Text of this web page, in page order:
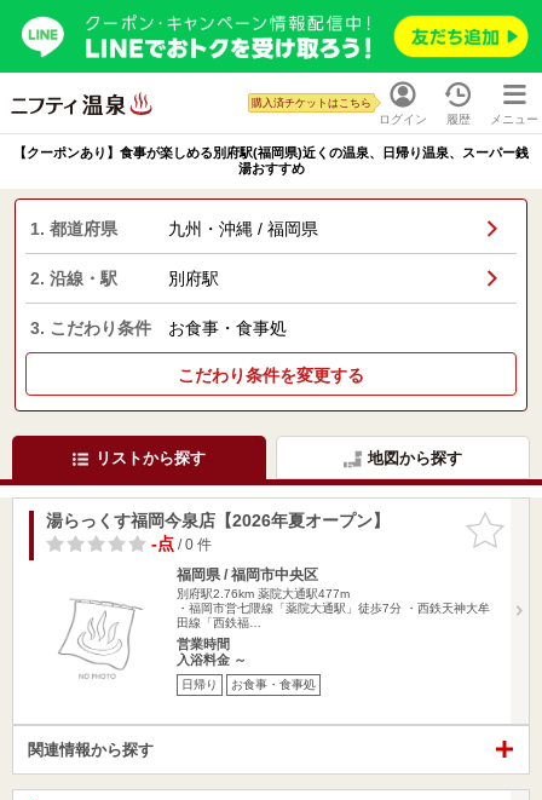
ログイン
購入済チケットはこちら
履歴 メニュー
【クーポンあり】食事が楽しめる別府駅(福岡県)近くの温泉、日帰り温泉、スーパー銭
湯おすすめ
1. 都道府県 九州・沖縄 / 福岡県
2. 沿線・駅 別府駅
3. こだわり条件 お食事・食事処
こだわり条件を変更する
リストから探す 地図から探す
お気に入
りに追加
湯らっくす福岡今泉店【2026年夏オープン】
-点/ 0 件
福岡県 / 福岡市中央区
別府駅2.76km 薬院大通駅477m
・福岡市営七隈線「薬院大通駅」徒歩7分 ・西鉄天神大牟
田線「西鉄福…
営業時間
入浴料金 ～
日帰り お食事・食事処
関連情報から探す